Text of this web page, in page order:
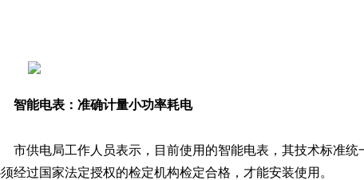
智能电表： 准确计量小功率耗电
市供电局工作人员表示，目前使用的智能电表，其技术标准
经过国家法定授权的检定机构检定合格，才能安装使用。